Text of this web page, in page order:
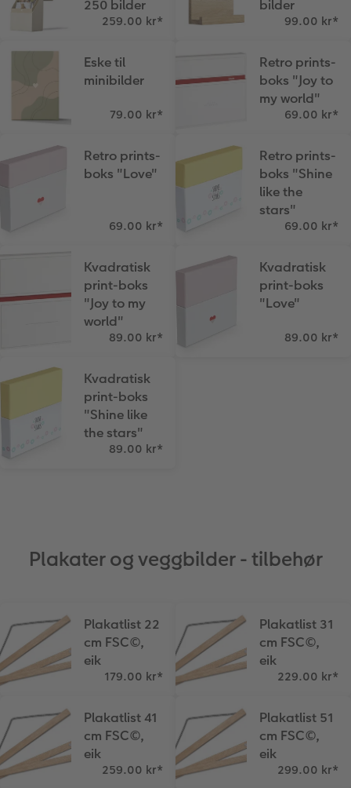
250 bilder
259.00 kr*
bilder
99.00 kr*
Eske til
minibilder
79.00 kr*
Retro prints-
boks "Joy to
my world"
69.00 kr*
Retro prints-
boks "Love"
69.00 kr*
Retro prints-
boks "Shine
like the
stars"
69.00 kr*
Kvadratisk
print-boks
"Joy to my
world"
89.00 kr*
Kvadratisk
print-boks
"Love"
89.00 kr*
Kvadratisk
print-boks
"Shine like
the stars"
89.00 kr*
Plakater og veggbilder - tilbehør
Plakatlist 22
cm FSC©,
eik
179.00 kr*
Plakatlist 31
cm FSC©,
eik
229.00 kr*
Plakatlist 41
cm FSC©,
eik
259.00 kr*
Plakatlist 51
cm FSC©,
eik
299.00 kr*